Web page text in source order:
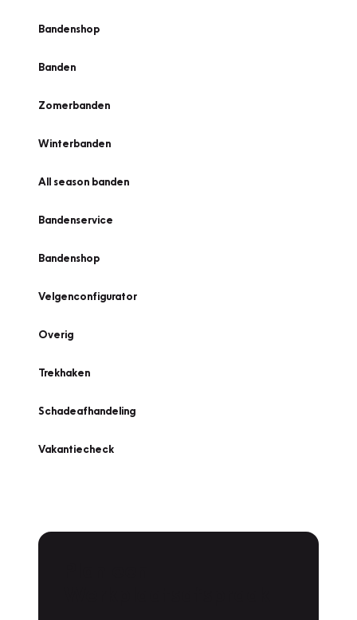
Bandenshop
Banden
Zomerbanden
Winterbanden
All season banden
Bandenservice
Bandenshop
Velgenconfigurator
Overig
Trekhaken
Schadeafhandeling
Vakantiecheck